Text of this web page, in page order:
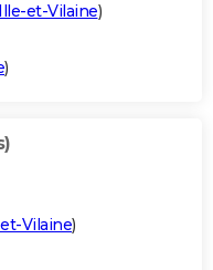
et-Vilaine)
)
Vilaine)